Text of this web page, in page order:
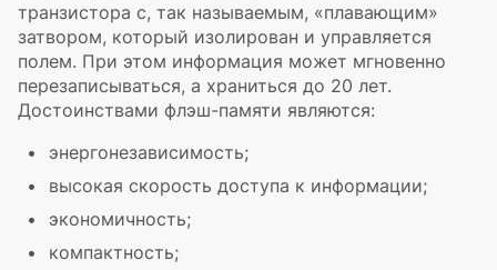
транзистора с, так называемым, «плавающим»
затвором, который изолирован и управляется
полем. При этом информация может мгновенно
перезаписываться, а храниться до 20 лет.
Достоинствами флэш-памяти являются:
энергонезависимость;
высокая скорость доступа к информации;
экономичность;
компактность;